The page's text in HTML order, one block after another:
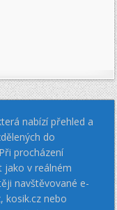
nabízí přehled a
do
procházení
jako v reálném
navštěvované e-
kosik.cz nebo